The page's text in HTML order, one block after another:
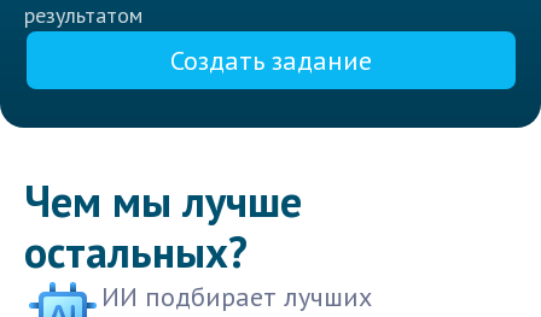
результатом
Создать задание
Чем мы лучше
остальных?
ИИ подбирает лучших